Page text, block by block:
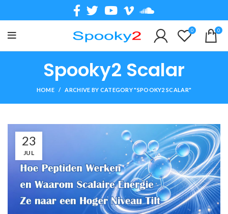
0 0
Spooky2 Scalar
HOME ARCHIVE BY CATEGORY "SPOOKY2 SCALAR"
23
JUL